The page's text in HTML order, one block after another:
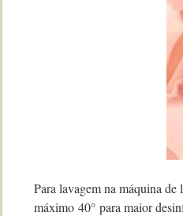
Para lavagem na máquina de
máximo 40° para maior